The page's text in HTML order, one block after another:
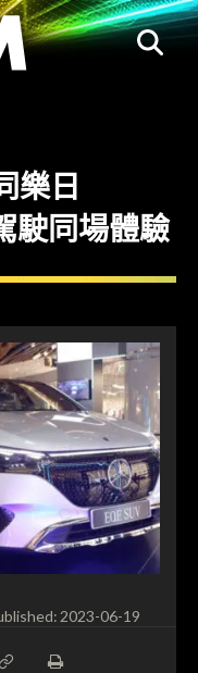
樂日
駛同場體驗
2023-06-19